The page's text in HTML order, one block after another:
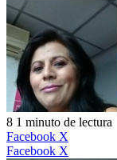
8 1 minuto de lectura
Facebook X
Facebook X